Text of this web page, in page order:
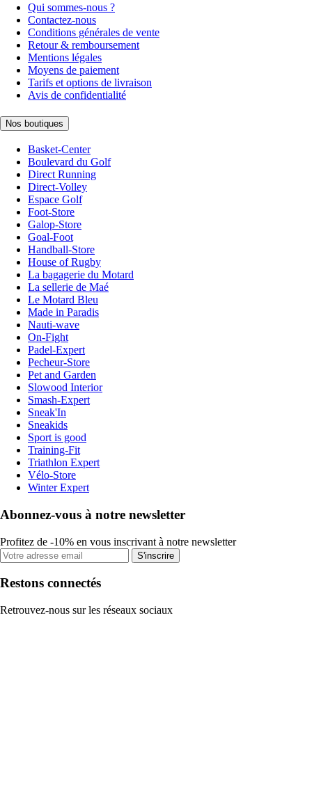
Qui sommes-nous ?
Contactez-nous
Conditions générales de vente
Retour & remboursement
Mentions légales
Moyens de paiement
Tarifs et options de livraison
Avis de confidentialité
Nos boutiques
Basket-Center
Boulevard du Golf
Direct Running
Direct-Volley
Espace Golf
Foot-Store
Galop-Store
Goal-Foot
Handball-Store
House of Rugby
La bagagerie du Motard
La sellerie de Maé
Le Motard Bleu
Made in Paradis
Nauti-wave
On-Fight
Padel-Expert
Pecheur-Store
Pet and Garden
Slowood Interior
Smash-Expert
Sneak'In
Sneakids
Sport is good
Training-Fit
Triathlon Expert
Vélo-Store
Winter Expert
Abonnez-vous à notre newsletter
Profitez de -10% en vous inscrivant à notre newsletter
S'inscrire
Restons connectés
Retrouvez-nous sur les réseaux sociaux